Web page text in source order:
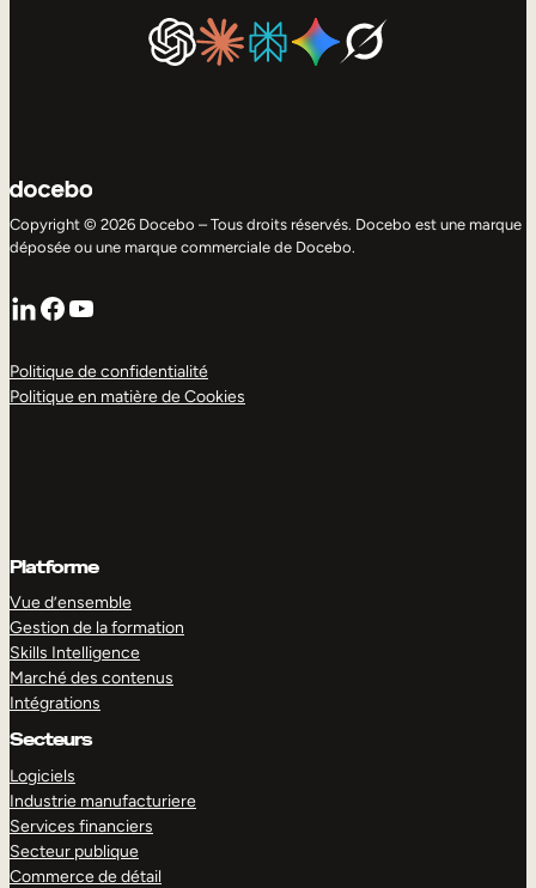
Copyright © 2026 Docebo – Tous droits réservés. Docebo est une marque
déposée ou une marque commerciale de Docebo.
LinkedIn
Facebook
YouTube
Politique de confidentialité
Politique en matière de Cookies
Platforme
Vue d’ensemble
Gestion de la formation
Skills Intelligence
Marché des contenus
Intégrations
Secteurs
Logiciels
Industrie manufacturiere
Services financiers
Secteur publique
Commerce de détail